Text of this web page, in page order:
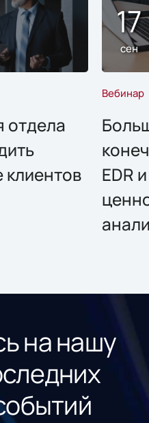
отдела
клиентов
17
сен
Вебинар
EDR
на нашу